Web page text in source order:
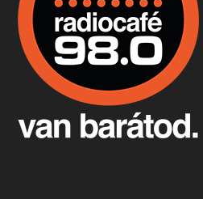
Fermentáljunk, a testünk
Apr 3, 2026 • 00:36:07